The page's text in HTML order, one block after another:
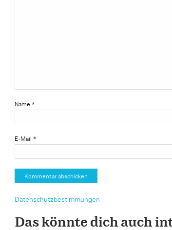
Name *
E-Mail *
Datenschutzbestimmungen
Das könnte dich auch